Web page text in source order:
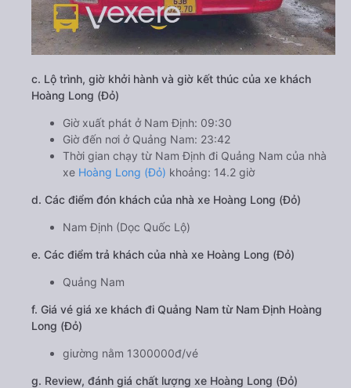
c. Lộ trình, giờ khởi hành và giờ kết thúc của xe khách
Hoàng Long (Đỏ)
Giờ xuất phát ở Nam Định: 09:30
Giờ đến nơi ở Quảng Nam: 23:42
Thời gian chạy từ Nam Định đi Quảng Nam của nhà
xe Hoàng Long (Đỏ) khoảng: 14.2 giờ
d. Các điểm đón khách của nhà xe Hoàng Long (Đỏ)
Nam Định (Dọc Quốc Lộ)
e. Các điểm trả khách của nhà xe Hoàng Long (Đỏ)
Quảng Nam
f. Giá vé giá xe khách đi Quảng Nam từ Nam Định Hoàng
Long (Đỏ)
giường nằm 1300000đ/vé
g. Review, đánh giá chất lượng xe Hoàng Long (Đỏ)